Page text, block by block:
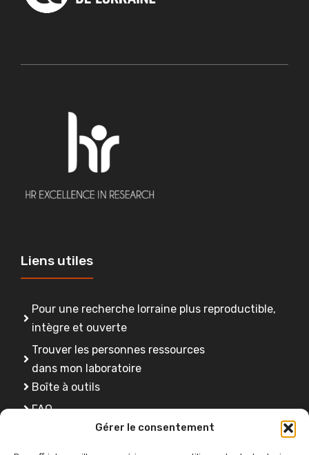
Gérer le consentement
Liens utiles
Pour une recherche lorraine plus reproductible,
intègre et ouverte
Trouver les personnes ressources
dans mon laboratoire
Boîte à outils
FAQ